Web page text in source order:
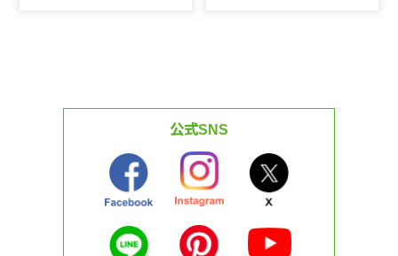
公式SNS